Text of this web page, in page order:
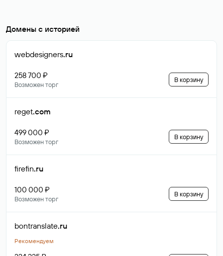
Домены с историей
webdesigners.ru
258 700 ₽
Возможен торг
В корзину
reget.com
499 000 ₽
Возможен торг
В корзину
firefin.ru
100 000 ₽
Возможен торг
В корзину
bontranslate.ru
Рекомендуем